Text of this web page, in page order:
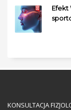
Efekt
KONSULTACJA